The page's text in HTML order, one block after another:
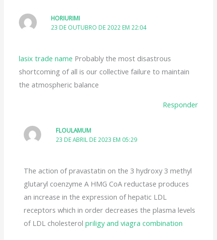
HORIURIMI
23 DE OUTUBRO DE 2022 EM 22:04
lasix trade name Probably the most disastrous
shortcoming of all is our collective failure to maintain
the atmospheric balance
Responder
FLOULAMUM
23 DE ABRIL DE 2023 EM 05:29
The action of pravastatin on the 3 hydroxy 3 methyl
glutaryl coenzyme A HMG CoA reductase produces
an increase in the expression of hepatic LDL
receptors which in order decreases the plasma levels
of LDL cholesterol priligy and viagra combination